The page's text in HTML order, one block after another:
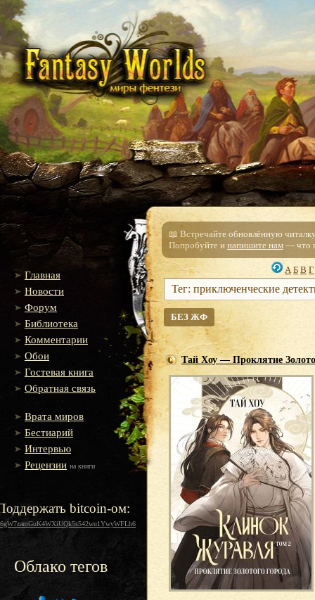
Главная
Новости
Форум
Библиотека
Комментарии
Обои
Гостевая книга
Обратная связь
Врата миров
Бестиарий
Интервью
Рецензии на книги
bitcoin-ом:
Облако тегов
📖 Встречайте обновлённую
Попробуйте и напишите нам — что
А Б В Г
Тег: приключенческие
БЕЗ ЖФ
Тай Хоу — Проклятие